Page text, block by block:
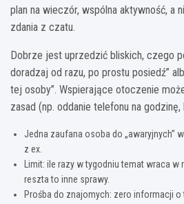
plan na wieczór, wspólna aktywność, a
zdania z czatu.
Dobrze jest uprzedzić bliskich, czego
doradzaj od razu, po prostu posiedź”
tej osoby”. Wspierające otoczenie
zasad (np. oddanie telefonu na
Jedna zaufana osoba do „awaryjnych”
z ex.
Limit: ile razy w tygodniu temat wraca
reszta to inne sprawy.
Prośba do znajomych: zero informacji